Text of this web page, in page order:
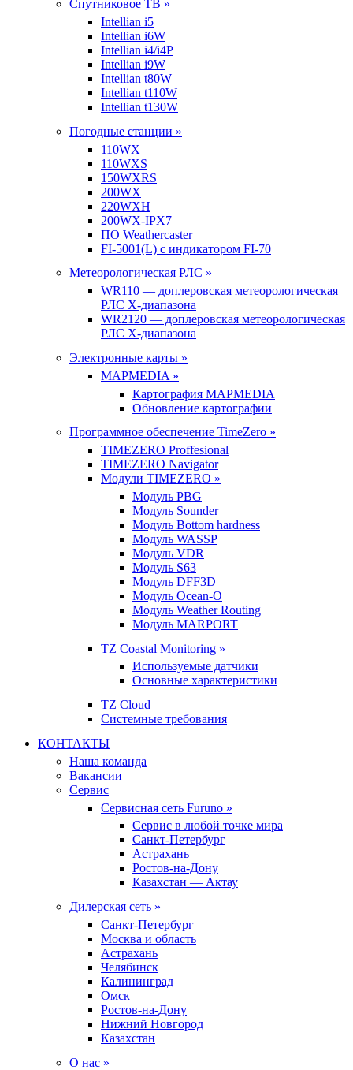
Спутниковое ТВ »
Intellian i5
Intellian i6W
Intellian i4/i4P
Intellian i9W
Intellian t80W
Intellian t110W
Intellian t130W
Погодные станции »
110WX
110WXS
150WXRS
200WX
220WXH
200WX-IPX7
ПО Weathercaster
FI-5001(L) с индикатором FI-70
Метеорологическая РЛС »
WR110 — доплеровская метеорологическая
РЛС X-диапазона
WR2120 — доплеровская метеорологическая
РЛС X-диапазона
Электронные карты »
MAPMEDIA »
Картография MAPMEDIA
Обновление картографии
Программное обеспечение TimeZero »
TIMEZERO Proffesional
TIMEZERO Navigator
Модули TIMEZERO »
Модуль PBG
Модуль Sounder
Модуль Bottom hardness
Модуль WASSP
Модуль VDR
Модуль S63
Модуль DFF3D
Модуль Ocean-O
Модуль Weather Routing
Модуль MARPORT
TZ Coastal Monitoring »
Используемые датчики
Основные характеристики
TZ Cloud
Системные требования
КОНТАКТЫ
Наша команда
Вакансии
Сервис
Сервисная сеть Furuno »
Сервис в любой точке мира
Санкт-Петербург
Астрахань
Ростов-на-Дону
Казахстан — Актау
Дилерская сеть »
Санкт-Петербург
Москва и область
Астрахань
Челябинск
Калининград
Омск
Ростов-на-Дону
Нижний Новгород
Казахстан
О нас »